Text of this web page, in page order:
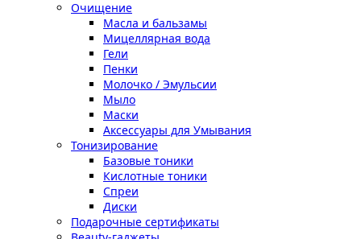
Очищение
Масла и бальзамы
Мицеллярная вода
Гели
Пенки
Молочко / Эмульсии
Мыло
Маски
Аксессуары для Умывания
Тонизирование
Базовые тоники
Кислотные тоники
Спреи
Диски
Подарочные сертификаты